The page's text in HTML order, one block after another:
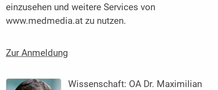
einzusehen und weitere Services von
www.medmedia.at zu nutzen.
Zur Anmeldung
Wissenschaft: OA Dr. Maximilian